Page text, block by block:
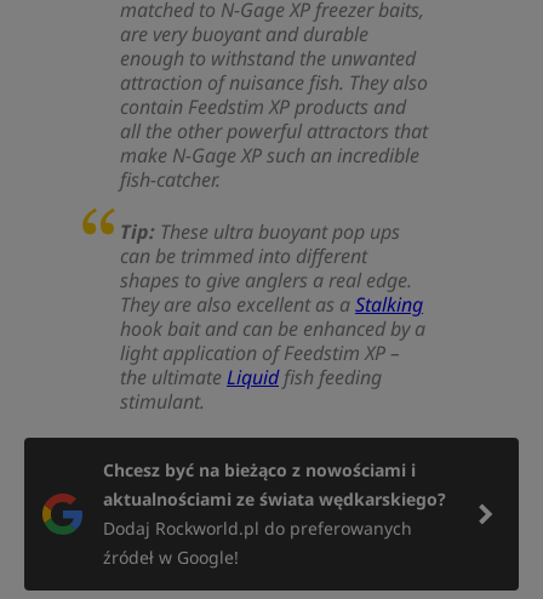
matched to N-Gage XP freezer baits,
are very buoyant and durable
enough to withstand the unwanted
attraction of nuisance fish. They also
contain Feedstim XP products and
all the other powerful attractors that
make N-Gage XP such an incredible
fish-catcher.
Tip: These ultra buoyant pop ups
can be trimmed into different
shapes to give anglers a real edge.
They are also excellent as aStalking
hook bait and can be enhanced by a
light application of Feedstim XP –
the ultimateLiquidfish feeding
stimulant.
Chcesz być na bieżąco z nowościami i
aktualnościami ze świata wędkarskiego?
Dodaj Rockworld.pl do preferowanych
źródeł w Google!